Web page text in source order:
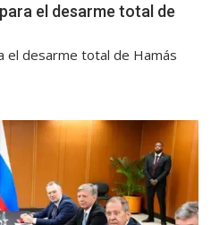
el desarme total de
el desarme total de Hamás